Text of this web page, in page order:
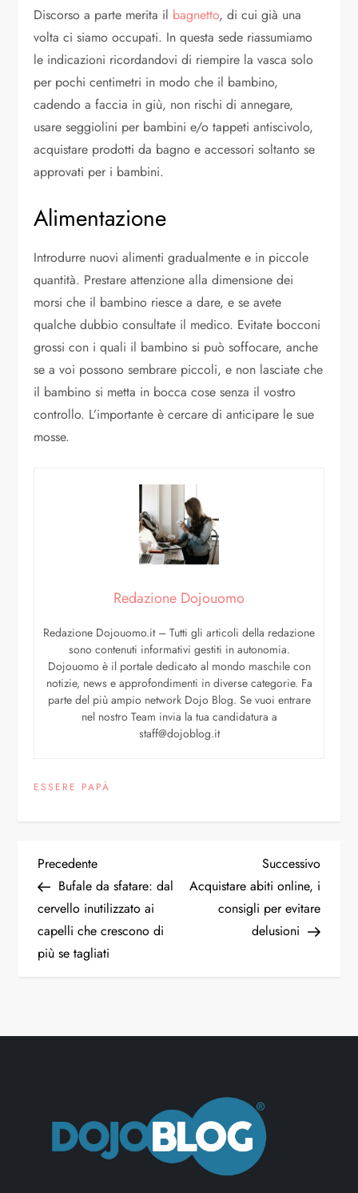
Discorso a parte merita il bagnetto, di cui già una
volta ci siamo occupati. In questa sede riassumiamo
le indicazioni ricordandovi di riempire la vasca solo
per pochi centimetri in modo che il bambino,
cadendo a faccia in giù, non rischi di annegare,
usare seggiolini per bambini e/o tappeti antiscivolo,
acquistare prodotti da bagno e accessori soltanto se
approvati per i bambini.
Alimentazione
Introdurre nuovi alimenti gradualmente e in piccole
quantità. Prestare attenzione alla dimensione dei
morsi che il bambino riesce a dare, e se avete
qualche dubbio consultate il medico. Evitate bocconi
grossi con i quali il bambino si può soffocare, anche
se a voi possono sembrare piccoli, e non lasciate che
il bambino si metta in bocca cose senza il vostro
controllo. L’importante è cercare di anticipare le sue
mosse.
Redazione Dojouomo
Redazione Dojouomo.it – Tutti gli articoli della redazione
sono contenuti informativi gestiti in autonomia.
Dojouomo è il portale dedicato al mondo maschile con
notizie, news e approfondimenti in diverse categorie. Fa
parte del più ampio network Dojo Blog. Se vuoi entrare
nel nostro Team invia la tua candidatura a
staff@dojoblog.it
ESSERE PAPÀ
Precedente
Bufale da sfatare: dal
cervello inutilizzato ai
capelli che crescono di
più se tagliati
Successivo
Acquistare abiti online, i
consigli per evitare
delusioni